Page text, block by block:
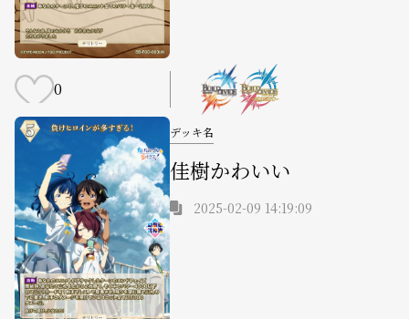
0
デッキ名
佳樹かわいい
2025-02-09 14:19:09